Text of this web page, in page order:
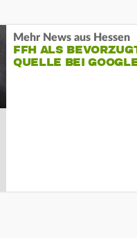
Mehr News aus Hessen
FFH ALS
QUELLE BEI